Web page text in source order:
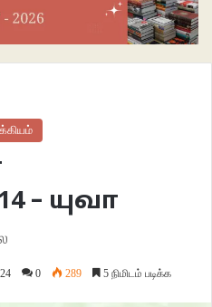
– யுவா
0 289 5 நிமிடம் படிக்க